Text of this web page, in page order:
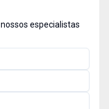
especialistas